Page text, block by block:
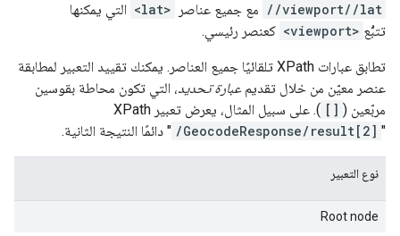
//viewport//lat مع جميع عناصر <lat> التي يمكنها
تتبُّع <viewport> كعنصر رئيسي.
تطابق عبارات XPath تلقائيًا جميع العناصر. يمكنك تقييد التعبير لمطابقة
عنصر معيّن من خلال تقديم عبارة تحديد، التي تكون محاطة بقوسين
مربّعين ( []
). على سبيل المثال، يعرض تعبير XPath
"
/GeocodeResponse/result[2] " دائمًا النتيجة الثانية.
نوع التعبير
Root node